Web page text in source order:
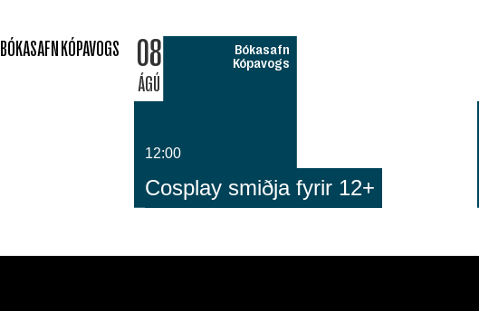
BÓKASAFN KÓPAVOGS 08
ÁGÚ
Bókasafn
Kópavogs
12:00
Cosplay smiðja fyrir 12+